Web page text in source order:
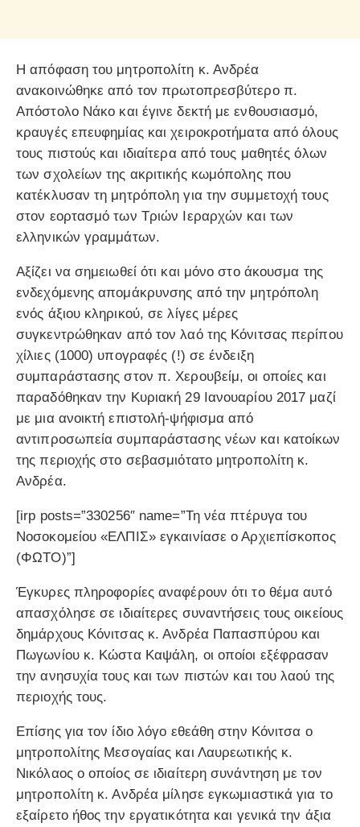
Η απόφαση του μητροπολίτη κ. Ανδρέα
ανακοινώθηκε από τον πρωτοπρεσβύτερο π.
Aπόστολο Νάκο και έγινε δεκτή με ενθουσιασμό,
κραυγές επευφημίας και χειροκροτήματα από όλους
τους πιστούς και ιδιαίτερα από τους μαθητές όλων
των σχολείων της ακριτικής κωμόπολης που
κατέκλυσαν τη μητρόπολη για την συμμετοχή τους
στον εορτασμό των Τριών Ιεραρχών και των
ελληνικών γραμμάτων.
Αξίζει να σημειωθεί ότι και μόνο στο άκουσμα της
ενδεχόμενης απομάκρυνσης από την μητρόπολη
ενός άξιου κληρικού, σε λίγες μέρες
συγκεντρώθηκαν από τον λαό της Κόνιτσας περίπου
χίλιες (1000) υπογραφές (!) σε ένδειξη
συμπαράστασης στον π. Χερουβείμ, οι οποίες και
παραδόθηκαν την Κυριακή 29 Ιανουαρίου 2017 μαζί
με μια ανοικτή επιστολή-ψήφισμα από
αντιπροσωπεία συμπαράστασης νέων και κατοίκων
της περιοχής στο σεβασμιότατο μητροπολίτη κ.
Ανδρέα.
[irp posts=”330256″ name=”Τη νέα πτέρυγα του
Νοσοκομείου «ΕΛΠΙΣ» εγκαινίασε ο Αρχιεπίσκοπος
(ΦΩΤΟ)”]
Έγκυρες πληροφορίες αναφέρουν ότι το θέμα αυτό
απασχόλησε σε ιδιαίτερες συναντήσεις τους οικείους
δημάρχους Κόνιτσας κ. Ανδρέα Παπασπύρου και
Πωγωνίου κ. Κώστα Καψάλη, οι οποίοι εξέφρασαν
την ανησυχία τους και των πιστών και του λαού της
περιοχής τους.
Επίσης για τον ίδιο λόγο εθεάθη στην Κόνιτσα ο
μητροπολίτης Μεσογαίας και Λαυρεωτικής κ.
Νικόλαος ο οποίος σε ιδιαίτερη συνάντηση με τον
μητροπολίτη κ. Ανδρέα μίλησε εγκωμιαστικά για το
εξαίρετο ήθος την εργατικότητα και γενικά την άξια